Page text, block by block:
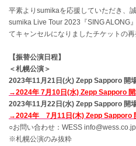
平素よりsumikaを応援していただき、
sumika Live Tour 2023『SING ALONG
てキャンセルになりましたチケットの再
【振替公演日程】
＜札幌公演＞
2023年11月21日(火) Zepp Sapporo 開
→2024年 7月10日(水) Zepp Sapporo
2023年11月22日(水) Zepp Sapporo 開
→2024年 7月11日(木) Zepp Sapporo
○お問い合わせ：WESS info@wess.co.jp
※札幌公演のみ抜粋